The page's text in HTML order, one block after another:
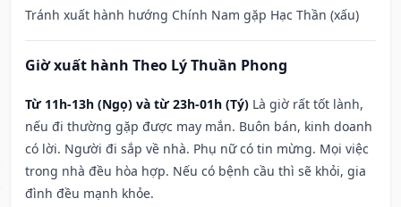
Tránh xuất hành hướng Chính Nam gặp Hạc Thần (xấu)
Giờ xuất hành Theo Lý Thuần Phong
Từ 11h-13h (Ngọ) và từ 23h-01h (Tý) Là giờ rất tốt lành,
nếu đi thường gặp được may mắn. Buôn bán, kinh doanh
có lời. Người đi sắp về nhà. Phụ nữ có tin mừng. Mọi việc
trong nhà đều hòa hợp. Nếu có bệnh cầu thì sẽ khỏi, gia
đình đều mạnh khỏe.